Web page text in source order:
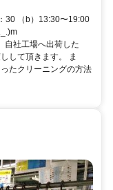
（b）13:30〜19:00
自社工場へ出荷した
して頂きます。 ま
たクリーニングの方法